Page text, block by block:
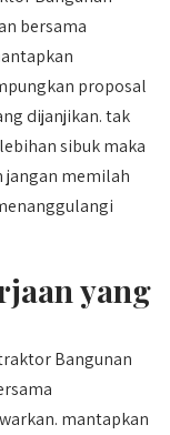
bersama
proposal
dijanjikan. tak
sibuk maka
jangan memilah
yang
Bangunan
mantapkan